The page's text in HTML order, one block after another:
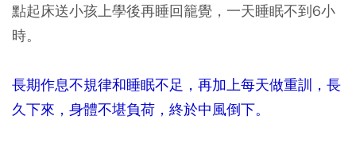
點起床送小孩上學後再睡回籠覺，一天睡眠不到6小
時。
長期作息不規律和睡眠不足，再加上每天做重訓，長
久下來，身體不堪負荷，終於中風倒下。